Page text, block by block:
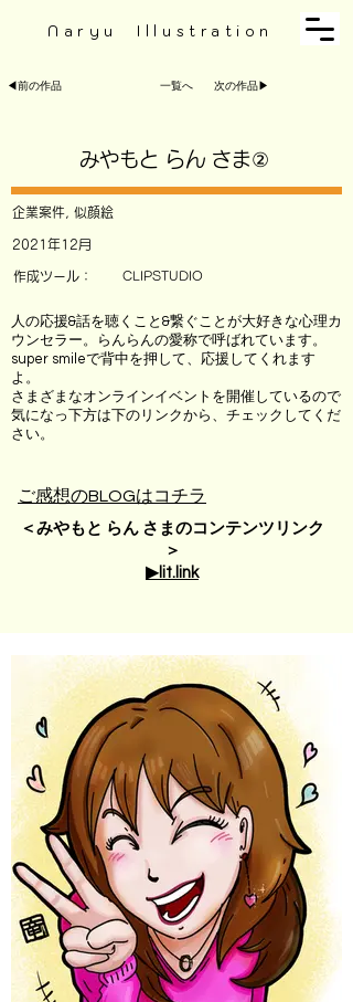
Naryu Illustration
◀︎前の作品 一覧へ 次の作品▶︎
みやもと らん さま②
企業案件, 似顔絵
2021年12月
CLIPSTUDIO
作成ツール：
人の応援&話を聴くこと&繋ぐことが大好きな心理カ
ウンセラー。らんらんの愛称で呼ばれています。
super smileで背中を押して、応援してくれます
よ。
さまざまなオンラインイベントを開催しているので
気になっ下方は下のリンクから、チェックしてくだ
さい。
ご感想のBLOGはコチラ
＜みやもと らん さまのコンテンツリンク
＞
▶︎lit.link